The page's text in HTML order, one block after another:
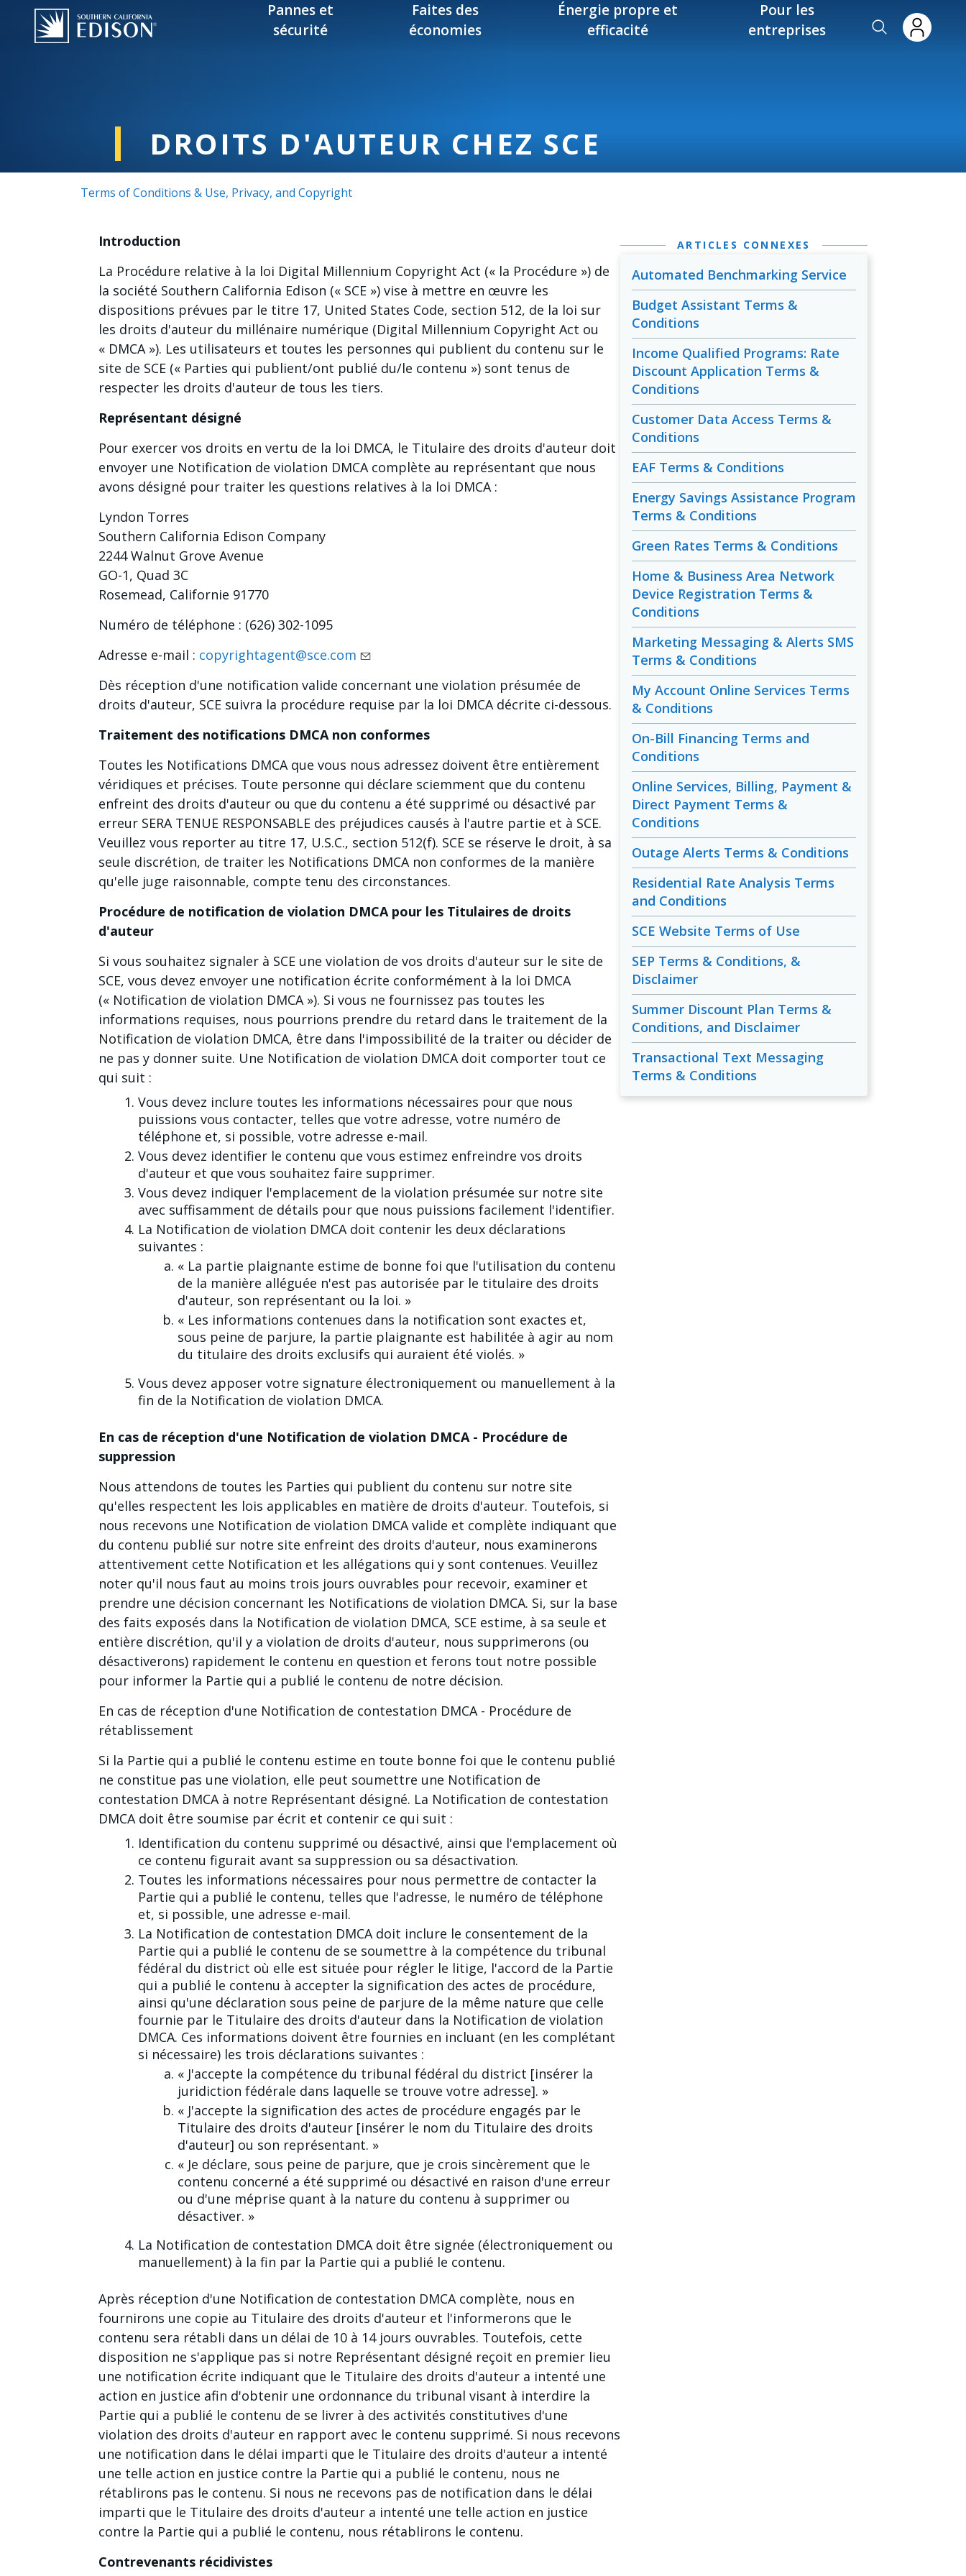
Skip to main content
Pannes et
sécurité
Faites des
économies
Énergie propre et
efficacité
Pour les
entreprises
DROITS D'AUTEUR CHEZ SCE
Terms of Conditions & Use, Privacy, and Copyright
Introduction
La Procédure relative à la loi Digital Millennium Copyright Act (« la Procédure ») de
la société Southern California Edison (« SCE ») vise à mettre en œuvre les
dispositions prévues par le titre 17, United States Code, section 512, de la loi sur
les droits d'auteur du millénaire numérique (Digital Millennium Copyright Act ou
« DMCA »). Les utilisateurs et toutes les personnes qui publient du contenu sur le
site de SCE (« Parties qui publient/ont publié du/le contenu ») sont tenus de
respecter les droits d'auteur de tous les tiers.
Représentant désigné
Pour exercer vos droits en vertu de la loi DMCA, le Titulaire des droits d'auteur doit
envoyer une Notification de violation DMCA complète au représentant que nous
avons désigné pour traiter les questions relatives à la loi DMCA :
Lyndon Torres
Southern California Edison Company
2244 Walnut Grove Avenue
GO-1, Quad 3C
Rosemead, Californie 91770
Numéro de téléphone : (626) 302-1095
Adresse e-mail : copyrightagent@sce.com
Dès réception d'une notification valide concernant une violation présumée de
droits d'auteur, SCE suivra la procédure requise par la loi DMCA décrite ci-dessous.
Traitement des notifications DMCA non conformes
Toutes les Notifications DMCA que vous nous adressez doivent être entièrement
véridiques et précises. Toute personne qui déclare sciemment que du contenu
enfreint des droits d'auteur ou que du contenu a été supprimé ou désactivé par
erreur SERA TENUE RESPONSABLE des préjudices causés à l'autre partie et à SCE.
Veuillez vous reporter au titre 17, U.S.C., section 512(f). SCE se réserve le droit, à sa
seule discrétion, de traiter les Notifications DMCA non conformes de la manière
qu'elle juge raisonnable, compte tenu des circonstances.
Procédure de notification de violation DMCA pour les Titulaires de droits
d'auteur
Si vous souhaitez signaler à SCE une violation de vos droits d'auteur sur le site de
SCE, vous devez envoyer une notification écrite conformément à la loi DMCA
(« Notification de violation DMCA »). Si vous ne fournissez pas toutes les
informations requises, nous pourrions prendre du retard dans le traitement de la
Notification de violation DMCA, être dans l'impossibilité de la traiter ou décider de
ne pas y donner suite. Une Notification de violation DMCA doit comporter tout ce
qui suit :
Vous devez inclure toutes les informations nécessaires pour que nous
puissions vous contacter, telles que votre adresse, votre numéro de
téléphone et, si possible, votre adresse e-mail.
Vous devez identifier le contenu que vous estimez enfreindre vos droits
d'auteur et que vous souhaitez faire supprimer.
Vous devez indiquer l'emplacement de la violation présumée sur notre site
avec suffisamment de détails pour que nous puissions facilement l'identifier.
La Notification de violation DMCA doit contenir les deux déclarations
suivantes :
« La partie plaignante estime de bonne foi que l'utilisation du contenu
de la manière alléguée n'est pas autorisée par le titulaire des droits
d'auteur, son représentant ou la loi. »
« Les informations contenues dans la notification sont exactes et,
sous peine de parjure, la partie plaignante est habilitée à agir au nom
du titulaire des droits exclusifs qui auraient été violés. »
Vous devez apposer votre signature électroniquement ou manuellement à la
fin de la Notification de violation DMCA.
En cas de réception d'une Notification de violation DMCA - Procédure de
suppression
Nous attendons de toutes les Parties qui publient du contenu sur notre site
qu'elles respectent les lois applicables en matière de droits d'auteur. Toutefois, si
nous recevons une Notification de violation DMCA valide et complète indiquant que
du contenu publié sur notre site enfreint des droits d'auteur, nous examinerons
attentivement cette Notification et les allégations qui y sont contenues. Veuillez
noter qu'il nous faut au moins trois jours ouvrables pour recevoir, examiner et
prendre une décision concernant les Notifications de violation DMCA. Si, sur la base
des faits exposés dans la Notification de violation DMCA, SCE estime, à sa seule et
entière discrétion, qu'il y a violation de droits d'auteur, nous supprimerons (ou
désactiverons) rapidement le contenu en question et ferons tout notre possible
pour informer la Partie qui a publié le contenu de notre décision.
En cas de réception d'une Notification de contestation DMCA - Procédure de
rétablissement
Si la Partie qui a publié le contenu estime en toute bonne foi que le contenu publié
ne constitue pas une violation, elle peut soumettre une Notification de
contestation DMCA à notre Représentant désigné. La Notification de contestation
DMCA doit être soumise par écrit et contenir ce qui suit :
Identification du contenu supprimé ou désactivé, ainsi que l'emplacement où
ce contenu figurait avant sa suppression ou sa désactivation.
Toutes les informations nécessaires pour nous permettre de contacter la
Partie qui a publié le contenu, telles que l'adresse, le numéro de téléphone
et, si possible, une adresse e-mail.
La Notification de contestation DMCA doit inclure le consentement de la
Partie qui a publié le contenu de se soumettre à la compétence du tribunal
fédéral du district où elle est située pour régler le litige, l'accord de la Partie
qui a publié le contenu à accepter la signification des actes de procédure,
ainsi qu'une déclaration sous peine de parjure de la même nature que celle
fournie par le Titulaire des droits d'auteur dans la Notification de violation
DMCA. Ces informations doivent être fournies en incluant (en les complétant
si nécessaire) les trois déclarations suivantes :
« J'accepte la compétence du tribunal fédéral du district [insérer la
juridiction fédérale dans laquelle se trouve votre adresse]. »
« J'accepte la signification des actes de procédure engagés par le
Titulaire des droits d'auteur [insérer le nom du Titulaire des droits
d'auteur] ou son représentant. »
« Je déclare, sous peine de parjure, que je crois sincèrement que le
contenu concerné a été supprimé ou désactivé en raison d'une erreur
ou d'une méprise quant à la nature du contenu à supprimer ou
désactiver. »
La Notification de contestation DMCA doit être signée (électroniquement ou
manuellement) à la fin par la Partie qui a publié le contenu.
Après réception d'une Notification de contestation DMCA complète, nous en
fournirons une copie au Titulaire des droits d'auteur et l'informerons que le
contenu sera rétabli dans un délai de 10 à 14 jours ouvrables. Toutefois, cette
disposition ne s'applique pas si notre Représentant désigné reçoit en premier lieu
une notification écrite indiquant que le Titulaire des droits d'auteur a intenté une
action en justice afin d'obtenir une ordonnance du tribunal visant à interdire la
Partie qui a publié le contenu de se livrer à des activités constitutives d'une
violation des droits d'auteur en rapport avec le contenu supprimé. Si nous recevons
une notification dans le délai imparti que le Titulaire des droits d'auteur a intenté
une telle action en justice contre la Partie qui a publié le contenu, nous ne
rétablirons pas le contenu. Si nous ne recevons pas de notification dans le délai
imparti que le Titulaire des droits d'auteur a intenté une telle action en justice
contre la Partie qui a publié le contenu, nous rétablirons le contenu.
Contrevenants récidivistes
ARTICLES CONNEXES
Automated Benchmarking Service
Budget Assistant Terms &
Conditions
Income Qualified Programs: Rate
Discount Application Terms &
Conditions
Customer Data Access Terms &
Conditions
EAF Terms & Conditions
Energy Savings Assistance Program
Terms & Conditions
Green Rates Terms & Conditions
Home & Business Area Network
Device Registration Terms &
Conditions
Marketing Messaging & Alerts SMS
Terms & Conditions
My Account Online Services Terms
& Conditions
On-Bill Financing Terms and
Conditions
Online Services, Billing, Payment &
Direct Payment Terms &
Conditions
Outage Alerts Terms & Conditions
Residential Rate Analysis Terms
and Conditions
SCE Website Terms of Use
SEP Terms & Conditions, &
Disclaimer
Summer Discount Plan Terms &
Conditions, and Disclaimer
Transactional Text Messaging
Terms & Conditions